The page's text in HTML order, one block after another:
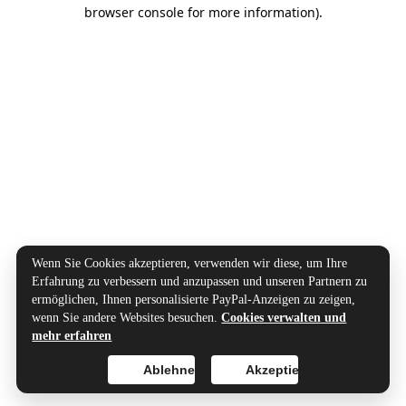
browser console for more information).
Wenn Sie Cookies akzeptieren, verwenden wir diese, um Ihre
Erfahrung zu verbessern und anzupassen und unseren Partnern zu
ermöglichen, Ihnen personalisierte PayPal-Anzeigen zu zeigen,
wenn Sie andere Websites besuchen.Cookies verwalten und
mehr erfahren
Akzeptieren
Ablehnen